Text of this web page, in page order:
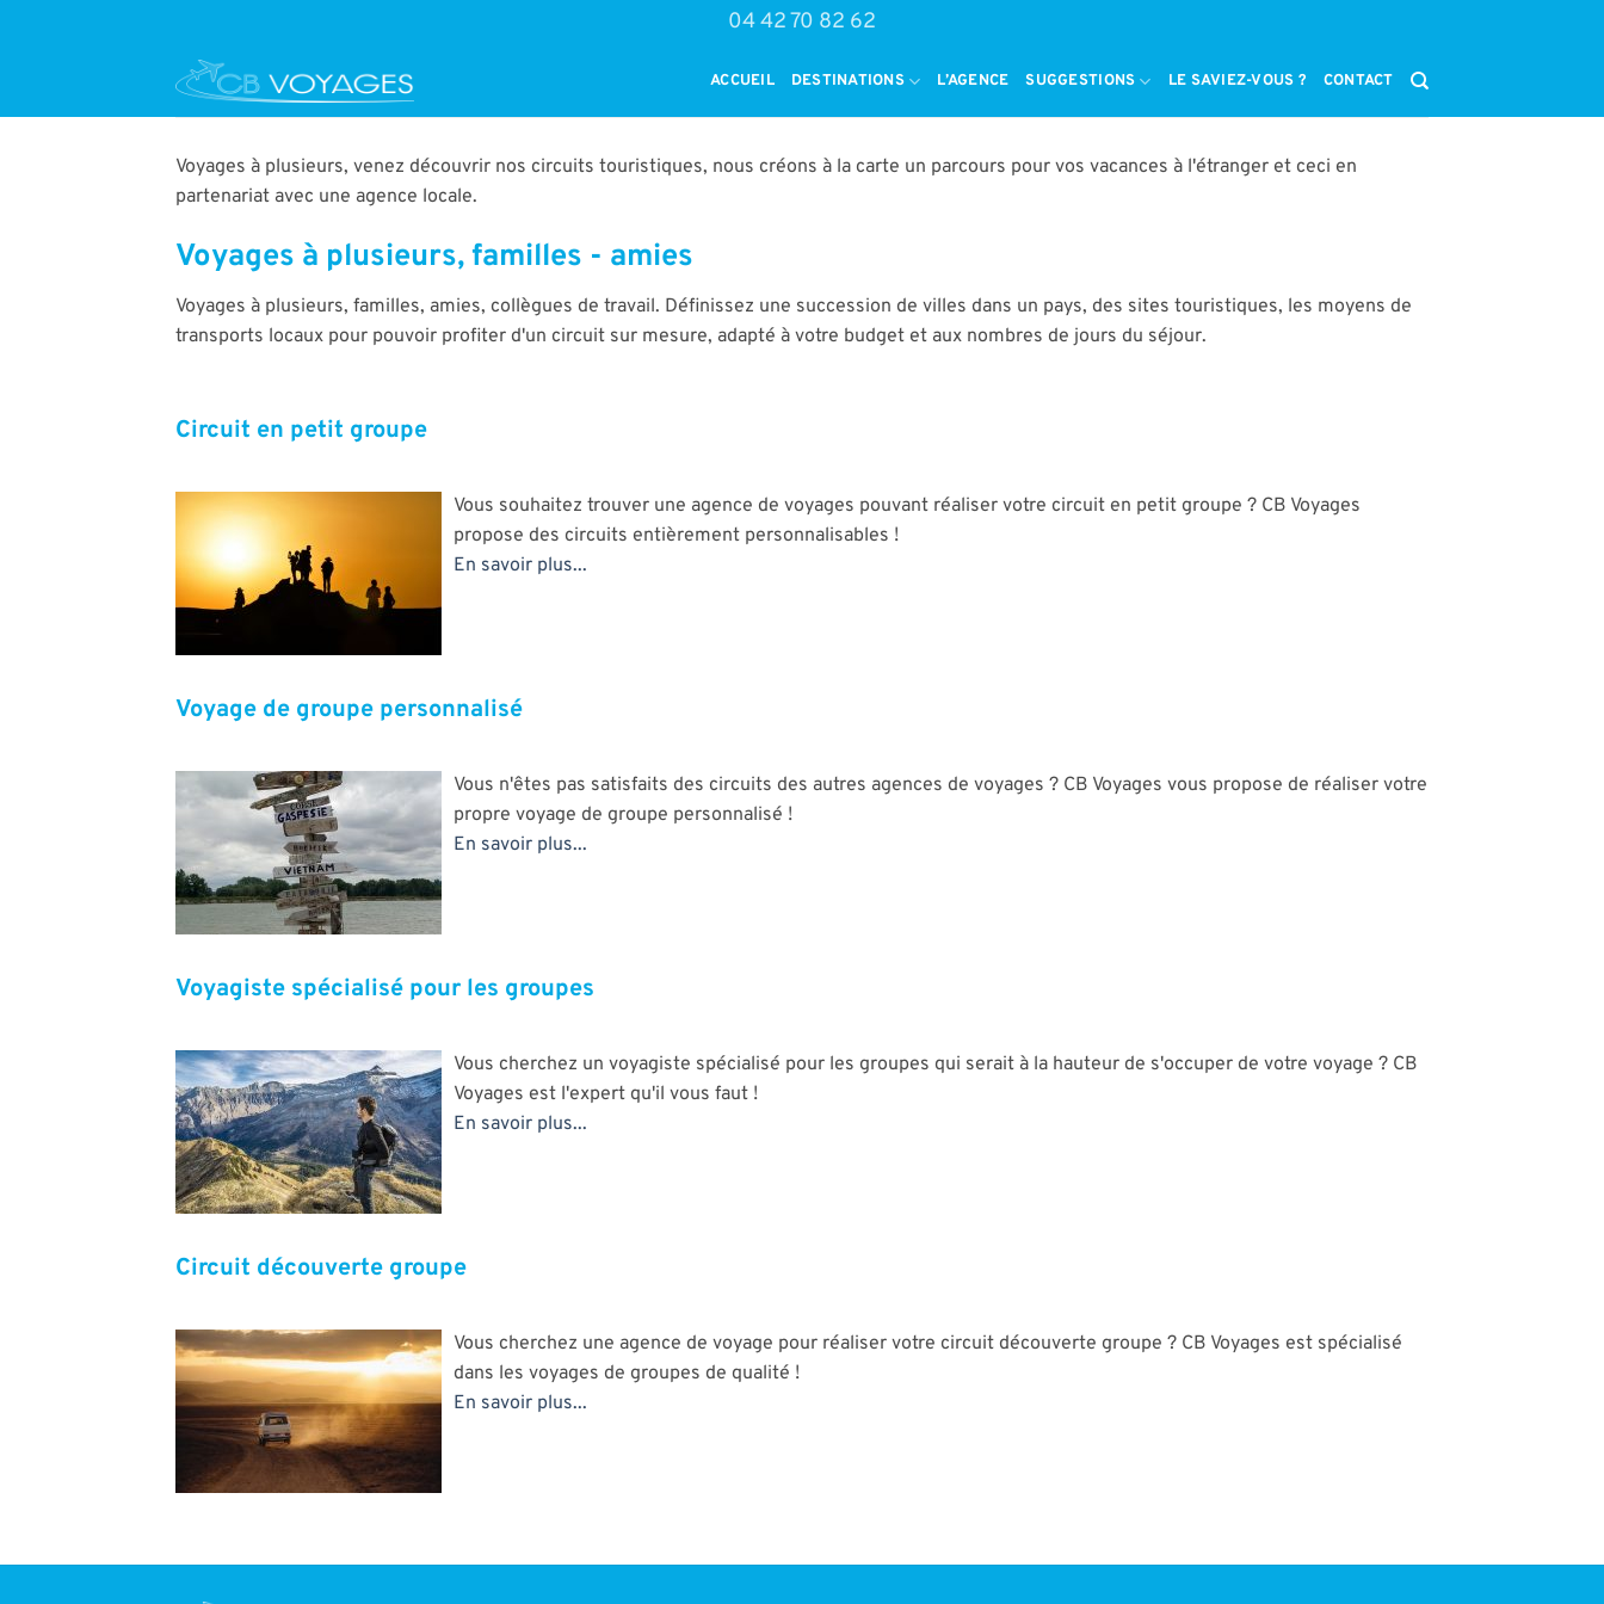
04 42 70 82 62
ACCUEIL DESTINATIONS L’AGENCE SUGGESTIONS LE SAVIEZ-VOUS ? CONTACT
Voyages à plusieurs, venez découvrir nos circuits touristiques, nous créons à la carte un parcours pour vos vacances à l'étranger et ceci en
partenariat avec une agence locale.
Voyages à plusieurs, familles - amies
Voyages à plusieurs, familles, amies, collègues de travail. Définissez une succession de villes dans un pays, des sites touristiques, les moyens de
transports locaux pour pouvoir profiter d'un circuit sur mesure, adapté à votre budget et aux nombres de jours du séjour.
Circuit en petit groupe
Vous souhaitez trouver une agence de voyages pouvant réaliser votre circuit en petit groupe ? CB Voyages
propose des circuits entièrement personnalisables !
En savoir plus...
Voyage de groupe personnalisé
Vous n'êtes pas satisfaits des circuits des autres agences de voyages ? CB Voyages vous propose de réaliser votre
propre voyage de groupe personnalisé !
En savoir plus...
Voyagiste spécialisé pour les groupes
Vous cherchez un voyagiste spécialisé pour les groupes qui serait à la hauteur de s'occuper de votre voyage ? CB
Voyages est l'expert qu'il vous faut !
En savoir plus...
Circuit découverte groupe
Vous cherchez une agence de voyage pour réaliser votre circuit découverte groupe ? CB Voyages est spécialisé
dans les voyages de groupes de qualité !
En savoir plus...